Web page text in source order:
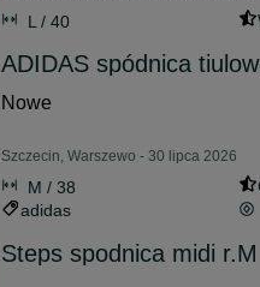
L / 40
ADIDAS spódnica
Nowe
Szczecin, Warszewo - 30 lipca 2026
M / 38
adidas
Steps spodnica midi r.M